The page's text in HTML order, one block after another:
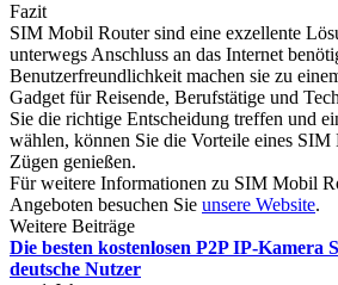
Fazit
SIM Mobil Router sind eine exzellente
unterwegs Anschluss an das Internet
Benutzerfreundlichkeit machen sie zu
Gadget für Reisende, Berufstätige und
Sie die richtige Entscheidung treffen und
wählen, können Sie die Vorteile eines
Zügen genießen.
Für weitere Informationen zu SIM Mobil
Angeboten besuchen Sie unsere Website.
Weitere Beiträge
Die besten kostenlosen P2P IP-Kamera
deutsche Nutzer